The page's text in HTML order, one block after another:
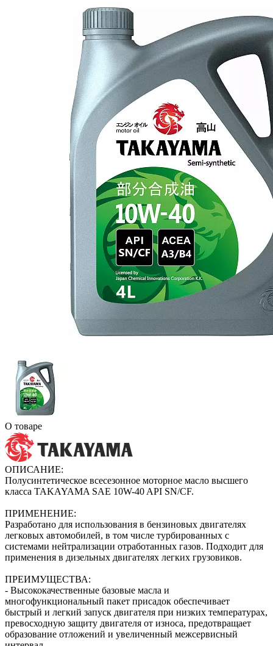
О товаре
ОПИСАНИЕ:
Полусинтетическое всесезонное моторное масло высшего
класса TAKAYAMA SAE 10W-40 API SN/CF.
ПРИМЕНЕНИЕ:
Разработано для использования в бензиновых двигателях
легковых автомобилей, в том числе турбированных с
системами нейтрализации отработанных газов. Подходит для
применения в дизельных двигателях легких грузовиков.
ПРЕИМУЩЕСТВА:
- Высококачественные базовые масла и
многофункциональный пакет присадок обеспечивает
быстрый и легкий запуск двигателя при низких температурах,
превосходную защиту двигателя от износа, предотвращает
образование отложений и увеличенный межсервисный